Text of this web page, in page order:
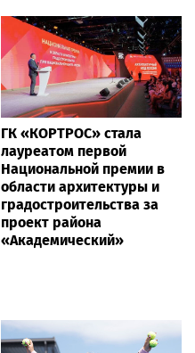
ГК «КОРТРОС» стала
лауреатом первой
Национальной премии в
области архитектуры и
градостроительства за
проект района
«Академический»